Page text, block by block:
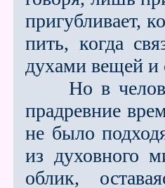
пригубливает,
пить, когда
духами вещей и
Но в
прадревние
не было
из духовного
облик,